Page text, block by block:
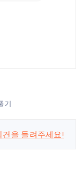
기
을 들려주세요!